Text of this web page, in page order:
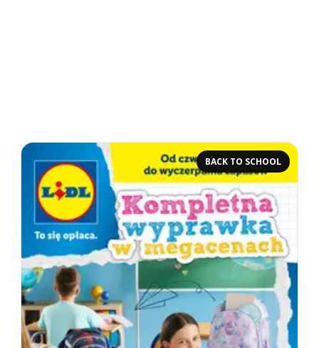
BACK TO SCHOOL